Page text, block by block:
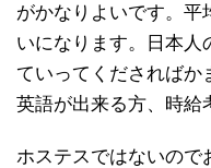
がかなりよいです。平
いになります。日本人
ていってくださればか
英語が出来る方、時給
ホステスではないので